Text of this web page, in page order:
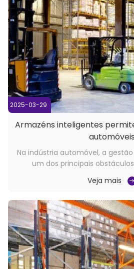
2025-03-29
Armazéns inteligentes
automóveis
Na indústria automóvel, a
um dos principais
eficiência da cadeia de
de motores a parafusos e
enorme valor de inventário.O
gest...
Veja mais